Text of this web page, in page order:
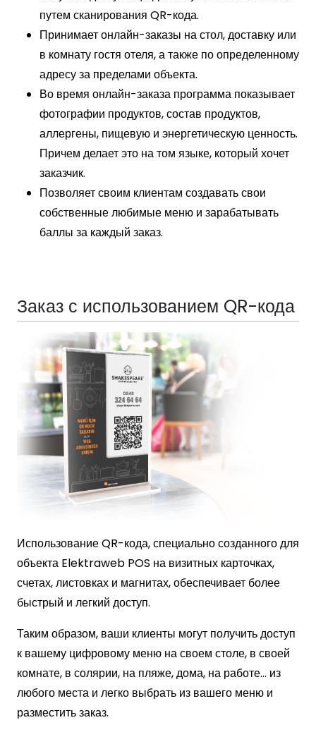
путем сканирования QR-кода.
Принимает онлайн-заказы на стол, доставку или
в комнату гостя отеля, а также по определенному
адресу за пределами объекта.
Во время онлайн-заказа программа показывает
фотографии продуктов, состав продуктов,
аллергены, пищевую и энергетическую ценность.
Причем делает это на том языке, который хочет
заказчик.
Позволяет своим клиентам создавать свои
собственные любимые меню и зарабатывать
баллы за каждый заказ.
Заказ с использованием QR-кода
Использование QR-кода, специально созданного для
объекта Elektraweb POS на визитных карточках,
счетах, листовках и магнитах, обеспечивает более
быстрый и легкий доступ.
Таким образом, ваши клиенты могут получить доступ
к вашему цифровому меню на своем столе, в своей
комнате, в солярии, на пляже, дома, на работе… из
любого места и легко выбрать из вашего меню и
разместить заказ.